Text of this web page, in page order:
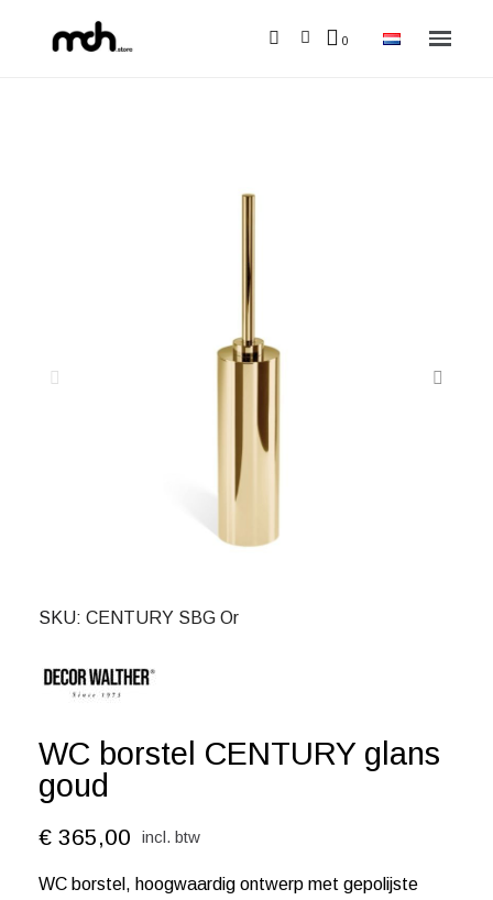
SKU CENTURY SBG Or
WC borstel CENTURY glans
goud
€ 365,00 incl. btw
WC borstel , hoogwaardig ontwerp met gepolijste